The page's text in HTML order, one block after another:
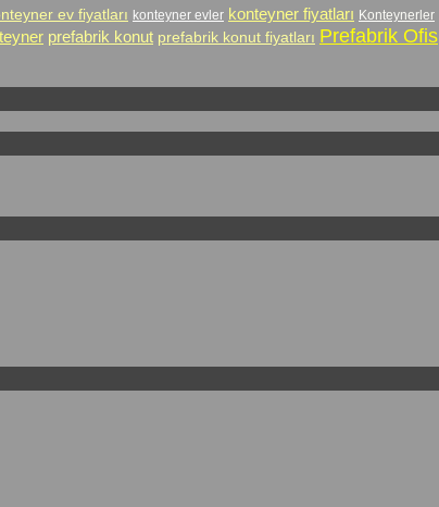
ev fiyatları konteyner evler konteyner fiyatları Konteynerler
prefabrik konut prefabrik konut fiyatları Prefabrik Ofis